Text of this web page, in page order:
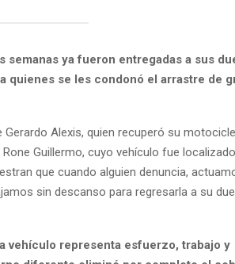
semanas ya fueron entregadas a sus
quienes se les condonó el arrastre de
Alexis, quien recuperó su
Guillermo, cuyo vehículo fue
que cuando alguien denuncia,
sin descanso para regresarla a su
vehículo representa esfuerzo, trabajo y